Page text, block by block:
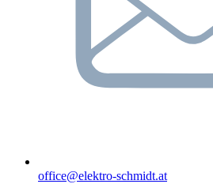
office@elektro-schmidt.at